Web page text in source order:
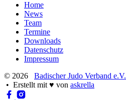
Home
News
Team
Termine
Downloads
Datenschutz
Impressum
© 2026 Badischer Judo Verband e.V.
• Erstellt mit♥ von askrella